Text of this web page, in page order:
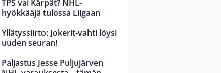
TPS vai Kärpät? NHL-
hyökkääjä tulossa Liigaan
Yllätyssiirto: Jokerit-vahti löysi
uuden seuran!
Paljastus Jesse Puljujärven